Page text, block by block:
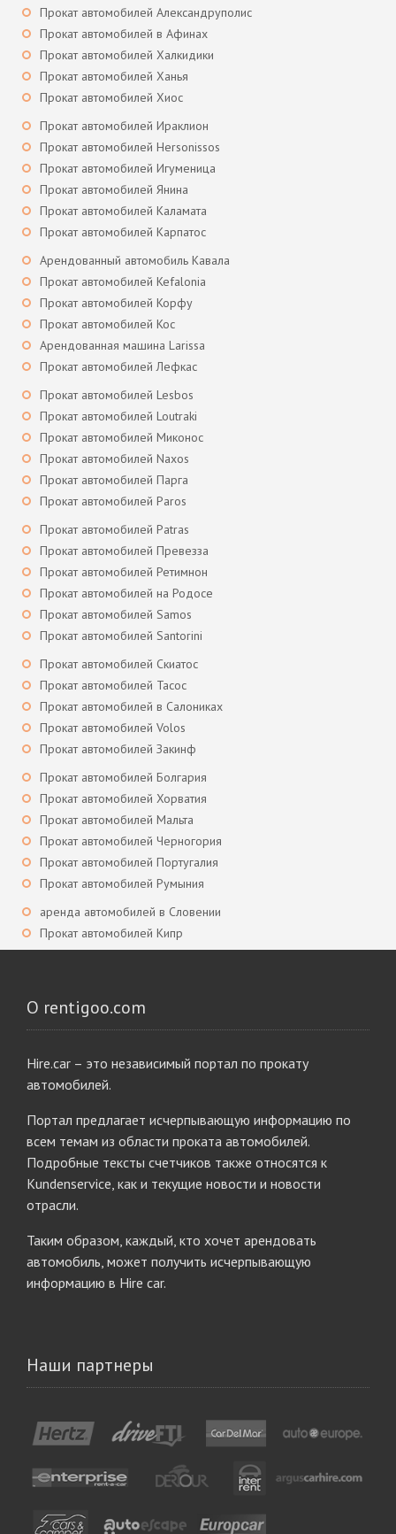
Прокат автомобилей Александруполис
Прокат автомобилей в Афинах
Прокат автомобилей Халкидики
Прокат автомобилей Ханья
Прокат автомобилей Хиос
Прокат автомобилей Ираклион
Прокат автомобилей Hersonissos
Прокат автомобилей Игуменица
Прокат автомобилей Янина
Прокат автомобилей Каламата
Прокат автомобилей Карпатос
Арендованный автомобиль Кавала
Прокат автомобилей Kefalonia
Прокат автомобилей Корфу
Прокат автомобилей Кос
Арендованная машина Larissa
Прокат автомобилей Лефкас
Прокат автомобилей Lesbos
Прокат автомобилей Loutraki
Прокат автомобилей Миконос
Прокат автомобилей Naxos
Прокат автомобилей Парга
Прокат автомобилей Paros
Прокат автомобилей Patras
Прокат автомобилей Превезза
Прокат автомобилей Ретимнон
Прокат автомобилей на Родосе
Прокат автомобилей Samos
Прокат автомобилей Santorini
Прокат автомобилей Скиатос
Прокат автомобилей Тасос
Прокат автомобилей в Салониках
Прокат автомобилей Volos
Прокат автомобилей Закинф
Прокат автомобилей Болгария
Прокат автомобилей Хорватия
Прокат автомобилей Мальта
Прокат автомобилей Черногория
Прокат автомобилей Португалия
Прокат автомобилей Румыния
аренда автомобилей в Словении
Прокат автомобилей Кипр
О rentigoo.com
Hire.car – это независимый портал по прокату
автомобилей.
Портал предлагает исчерпывающую информацию по
всем темам из области проката автомобилей.
Подробные тексты счетчиков также относятся к
Kundenservice, как и текущие новости и новости
отрасли.
Таким образом, каждый, кто хочет арендовать
автомобиль, может получить исчерпывающую
информацию в Hire car.
Наши партнеры